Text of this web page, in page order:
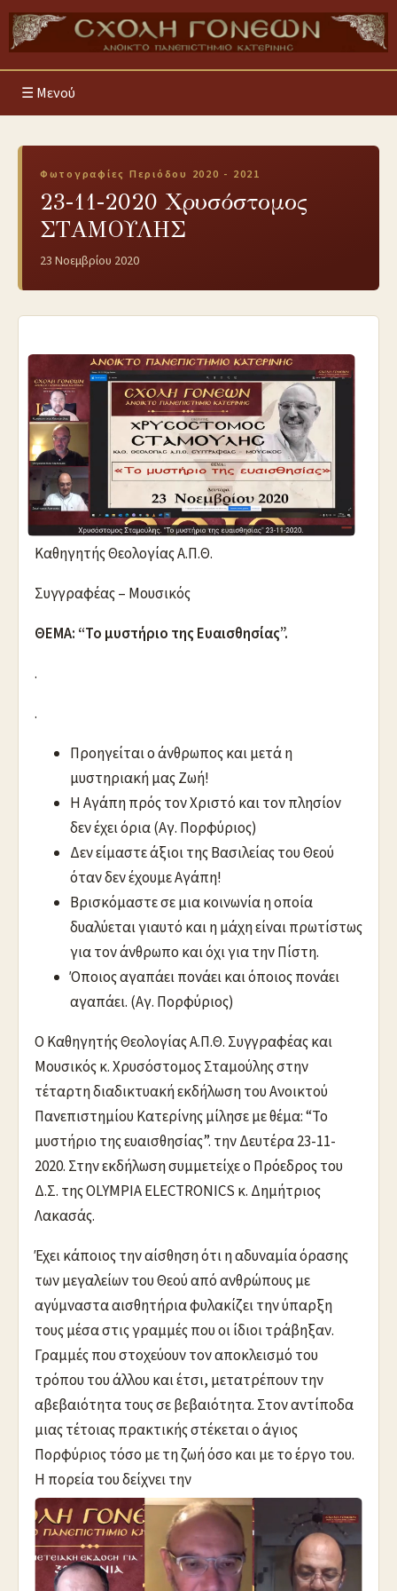
Μενού
Φωτογραφίες Περιόδου 2020 - 2021
23-11-2020 Χρυσόστομος
ΣΤΑΜΟΥΛΗΣ
23 Νοεμβρίου 2020
Καθηγητής Θεολογίας Α.Π.Θ.
Συγγραφέας – Μουσικός
ΘΕΜΑ: “Το μυστήριο της Ευαισθησίας”.
.
.
Προηγείται ο άνθρωπος και μετά η
μυστηριακή μας Ζωή!
Η Αγάπη πρός τον Χριστό και τον πλησίον
δεν έχει όρια (Αγ. Πορφύριος)
Δεν είμαστε άξιοι της Βασιλείας του Θεού
όταν δεν έχουμε Αγάπη!
Βρισκόμαστε σε μια κοινωνία η οποία
δυαλύεται γιαυτό και η μάχη είναι πρωτίστως
για τον άνθρωπο και όχι για την Πίστη.
Όποιος αγαπάει πονάει και όποιος πονάει
αγαπάει. (Αγ. Πορφύριος)
Ο Καθηγητής Θεολογίας Α.Π.Θ. Συγγραφέας και
Μουσικός κ. Χρυσόστομος Σταμούλης στην
τέταρτη διαδικτυακή εκδήλωση του Ανοικτού
Πανεπιστημίου Κατερίνης μίλησε με θέμα: “Το
μυστήριο της ευαισθησίας”. την Δευτέρα 23-11-
2020. Στην εκδήλωση συμμετείχε ο Πρόεδρος του
Δ.Σ. της OLYMPIA ELECTRONICS κ. Δημήτριος
Λακασάς.
Έχει κάποιος την αίσθηση ότι η αδυναμία όρασης
των μεγαλείων του Θεού από ανθρώπους με
αγύμναστα αισθητήρια φυλακίζει την ύπαρξη
τους μέσα στις γραμμές που οι ίδιοι τράβηξαν.
Γραμμές που στοχεύουν τον αποκλεισμό του
τρόπου του άλλου και έτσι, μετατρέπουν την
αβεβαιότητα τους σε βεβαιότητα. Στον αντίποδα
μιας τέτοιας πρακτικής στέκεται ο άγιος
Πορφύριος τόσο με τη ζωή όσο και με το έργο του.
Η πορεία του δείχνει την